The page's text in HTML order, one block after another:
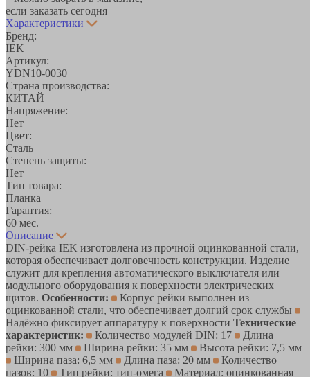
если заказать сегодня
Характеристики
Бренд:
IEK
Артикул:
YDN10-0030
Страна производства:
КИТАЙ
Напряжение:
Нет
Цвет:
Сталь
Степень защиты:
Нет
Тип товара:
Планка
Гарантия:
60 мес.
Описание
DIN-рейка IEK изготовлена из прочной оцинкованной стали,
которая обеспечивает долговечность конструкции. Изделие
служит для крепления автоматического выключателя или
модульного оборудования к поверхности электрических
щитов. Особенности:
Корпус рейки выполнен из
оцинкованной стали, что обеспечивает долгий срок службы
Надёжно фиксирует аппаратуру к поверхности Технические
характеристик:
Количество модулей DIN: 17
Длина
рейки: 300 мм
Ширина рейки: 35 мм
Высота рейки: 7,5 мм
Ширина паза: 6,5 мм
Длина паза: 20 мм
Количество
пазов: 10
Тип рейки: тип-омега
Материал: оцинкованная